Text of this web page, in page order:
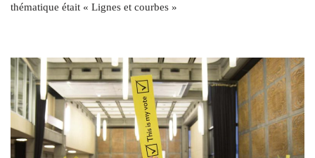
thématique était « Lignes et courbes »